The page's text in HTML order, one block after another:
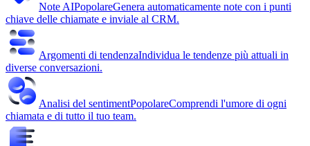
Note AIPopolareGenera automaticamente note con i punti
chiave delle chiamate e inviale al CRM.
Argomenti di tendenzaIndividua le tendenze più attuali in
diverse conversazioni.
Analisi del sentimentPopolareComprendi l'umore di ogni
chiamata e di tutto il tuo team.